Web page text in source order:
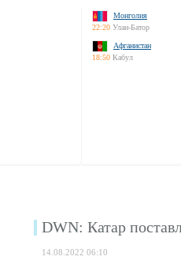
Монголия
22:20 Улан-Батор
Афганистан
18:50 Кабул
DWN: Катар
14.08.2022 06:10